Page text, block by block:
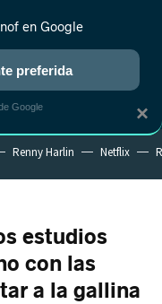
RANKINGS CINE
Renny Harlin Netflix
estudios
con las
a la gallina
×
en Google
preferida
Google